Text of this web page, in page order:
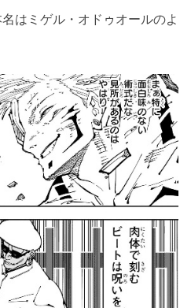
はミゲル・オドゥオールのよ